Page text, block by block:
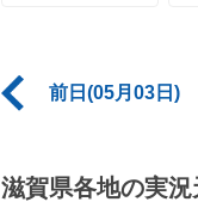
前日(05月03日)
滋賀県各地の実況